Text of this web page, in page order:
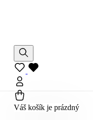
Váš košík je prázdný